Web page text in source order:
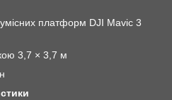
платформ DJI Mavic 3
3,7 × 3,7 м